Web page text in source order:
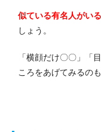
似ている有名人がい
しょう。
「横顔だけ〇〇」「
ころをあげてみるの